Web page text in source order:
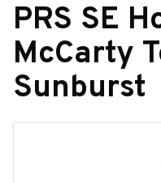
PRS SE
McCarty
Sunburst